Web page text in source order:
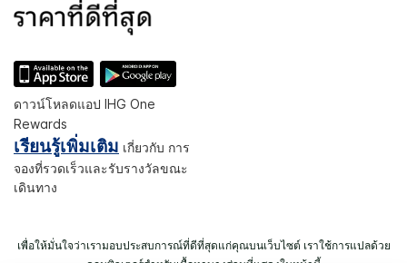
ดาวน์โหลดแอป IHG One
Rewards
เรียนรู้เพิ่มเติม เกี่ยวกับ การ
จองที่รวดเร็วและรับรางวัลขณะ
เดินทาง
เพื่อให้มั่นใจว่าเรามอบประสบการณ์ที่ดีที่สุดแก่คุณบนเว็บไซต์ เราใช้การแปลด้วย